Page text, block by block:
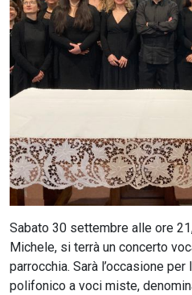
Sabato 30 settembre alle ore
Michele, si terrà un concerto
parrocchia. Sarà l’occasione
polifonico a voci miste,